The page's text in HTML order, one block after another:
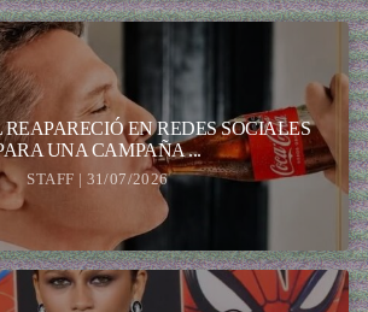
EN REDES SOCIALES
UNA CAMPAÑA ...
STAFF | 31/07/2026